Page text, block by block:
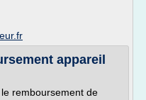
appareil
remboursement de